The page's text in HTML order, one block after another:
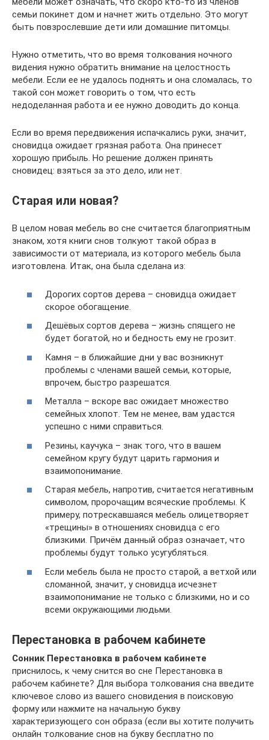
семьи покинет дом и начнет жить отдельно. Это могут
быть повзрослевшие дети или домашние питомцы.
Нужно отметить, что во время толкования ночного
видения нужно обратить внимание на целостность
мебели. Если ее не удалось поднять и она сломалась, то
такой сон может говорить о том, что есть
недоделанная работа и ее нужно доводить до конца.
Если во время передвижения испачкались руки, значит,
сновидца ожидает грязная работа. Она принесет
хорошую прибыль. Но решение должен принять
сновидец: взяться за это дело, или нет.
Старая или новая?
В целом новая мебель во сне считается благоприятным
знаком, хотя книги снов толкуют такой образ в
зависимости от материала, из которого мебель была
изготовлена. Итак, она была сделана из:
Дорогих сортов дерева – сновидца ожидает
скорое обогащение.
Дешёвых сортов дерева – жизнь спящего не
будет богатой, но и бедность ему не грозит.
Камня – в ближайшие дни у вас возникнут
проблемы с членами вашей семьи, которые,
впрочем, быстро разрешатся.
Металла – вскоре вас ожидает множество
семейных хлопот. Тем не менее, вам удастся
успешно с ними справиться.
Резины, каучука – знак того, что в вашем
семейном кругу будут царить гармония и
взаимопонимание.
Старая мебель, напротив, считается негативным
символом, пророчащим всяческие проблемы. К
примеру, потрескавшаяся мебель олицетворяет
«трещины» в отношениях сновидца с его
близкими. Причём данный образ означает, что
проблемы будут только усугубляться.
Если мебель была не просто старой, а ветхой или
сломанной, значит, у сновидца исчезнет
взаимопонимание не только с близкими, но и со
всеми окружающими людьми.
Перестановка в рабочем кабинете
Сонник Перестановка в рабочем кабинете
приснилось, к чему снится во сне Перестановка в
рабочем кабинете? Для выбора толкования сна введите
ключевое слово из вашего сновидения в поисковую
форму или нажмите на начальную букву
характеризующего сон образа (если вы хотите получить
онлайн толкование снов на букву бесплатно по